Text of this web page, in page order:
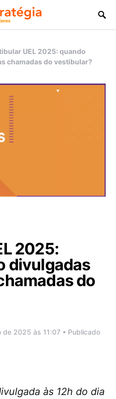
UEL 2025: quando
chamadas do vestibular?
2025:
divulgadas
do
2025 às 11:07 • Publicado
às 12h do dia